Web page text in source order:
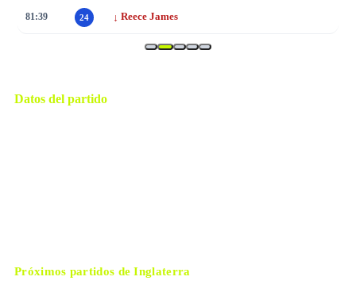
81:39 24 ↓ Reece James
Datos del partido
Próximos partidos deInglaterra